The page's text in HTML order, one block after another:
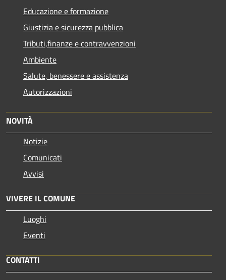
Educazione e formazione
Giustizia e sicurezza pubblica
Tributi,finanze e contravvenzioni
Ambiente
Salute, benessere e assistenza
Autorizzazioni
NOVITÀ
Notizie
Comunicati
Avvisi
VIVERE IL COMUNE
Luoghi
Eventi
CONTATTI